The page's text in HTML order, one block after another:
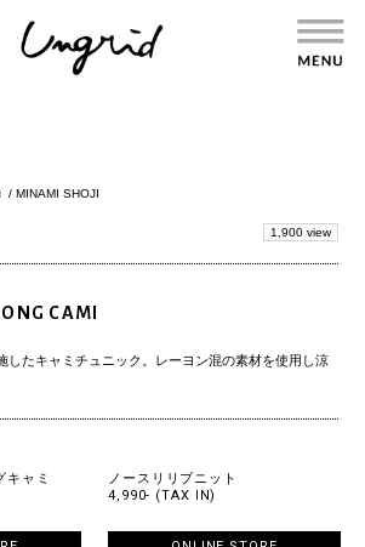
/ MINAMI SHOJI
1,900 view
CAMI
したキャミチュニック。レーヨン混の素材を使用し涼
キャミ
ノースリリブニット
4,990- (TAX IN)